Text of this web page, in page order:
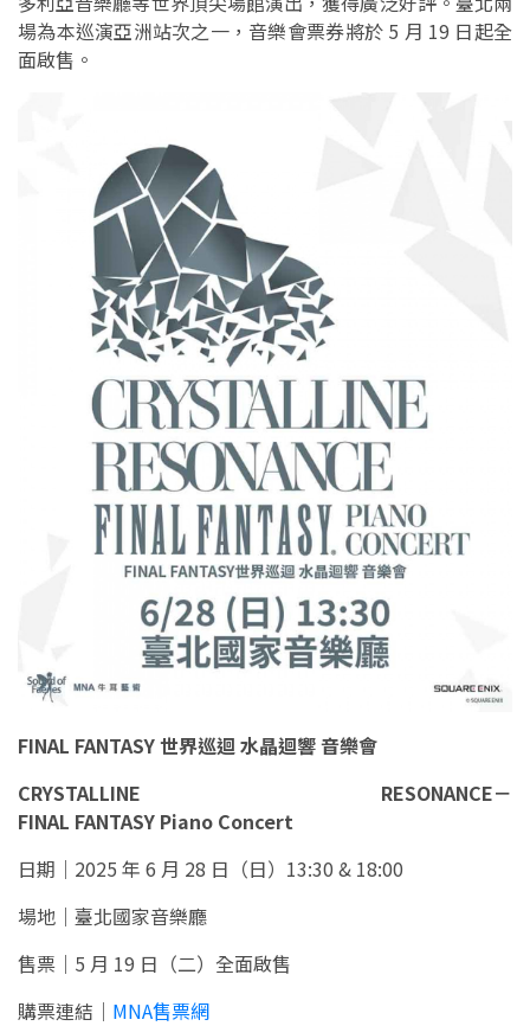
場為本巡演亞洲站次之一，音樂會票券將於 5 月 19 日起全
面啟售。
FINAL FANTASY 世界巡迴 水晶迴響 音樂會
CRYSTALLINE RESONANCE－
FINAL FANTASY Piano Concert
日期｜2025 年 6 月 28 日（日）13:30 & 18:00
場地｜臺北國家音樂廳
售票｜5 月 19 日（二）全面啟售
購票連結｜ MNA售票網